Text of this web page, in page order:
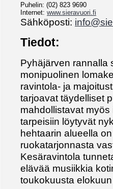
Puhelin: (02) 823 9690
Internet: www.sieravuori.fi
Sähköposti:
Tiedot:
Pyhäjärven rannalla
monipuolinen
ravintola- ja
tarjoavat täydelliset
mahdollistavat
tarpeisiin löytyvät
hehtaarin alueella
ruokatarjonnasta
Kesäravintola
elävää musiikkia
toukokuusta